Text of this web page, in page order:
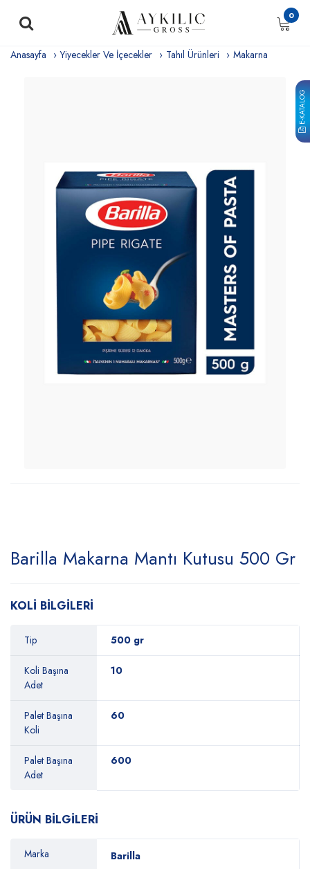
E-KATALOG
0
Anasayfa Yiyecekler Ve İçecekler Tahıl Ürünleri Makarna
Barilla Makarna Mantı Kutusu 500 Gr
KOLİ BİLGİLERİ
Tip 500 gr
Koli Başına
Adet
10
Palet Başına
Koli
60
Palet Başına
Adet
600
ÜRÜN BİLGİLERİ
Marka Barilla